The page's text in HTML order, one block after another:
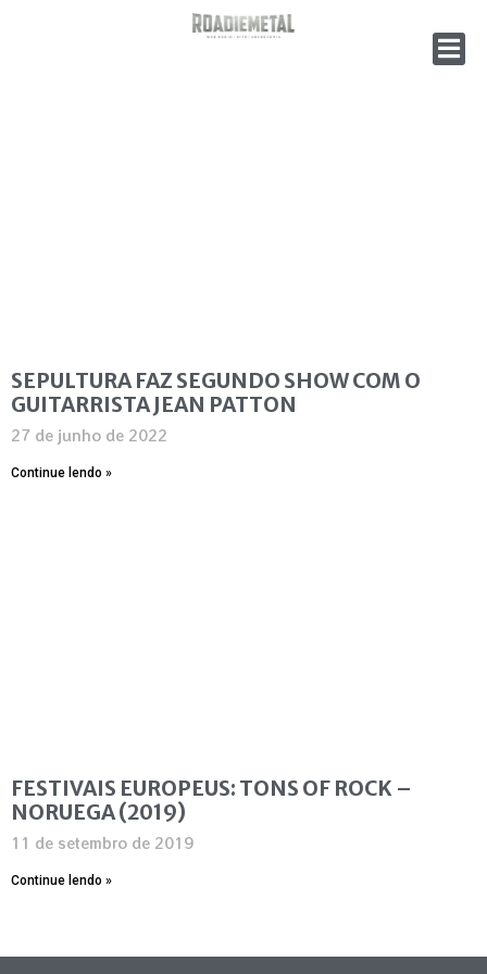
SEPULTURA FAZ SEGUNDO SHOW COM O
GUITARRISTA JEAN PATTON
27 de junho de 2022
Continue lendo »
FESTIVAIS EUROPEUS: TONS OF ROCK –
NORUEGA (2019)
11 de setembro de 2019
Continue lendo »